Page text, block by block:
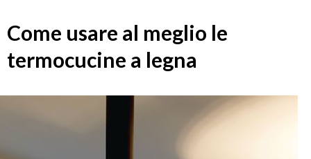
Come usare al meglio le
termocucine a legna